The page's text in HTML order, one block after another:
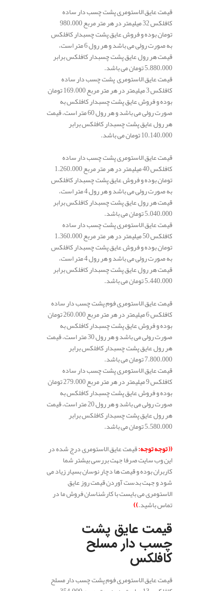
قیمت عایق الاستومری پشت چسب دار ساده
کافلکس 32 میلیمتر در هر متر مربع 980.000
تومان بوده و فروش عایق پشت چسبدار کافلکس
به صورت رولی می باشد و هر رول 6 متر است،
قیمت هر رول عایق پشت چسبدار کافلکس برابر
5.880.000 تومان می باشد.
قیمت عایق الاستومری پشت چسب دار ساده
کافلکس 3 میلیمتر در هر متر مربع 169.000 تومان
بوده و فروش عایق پشت چسبدار کافلکس به
صورت رولی می باشد و هر رول 60 متر است، قیمت
هر رول عایق پشت چسبدار کافلکس برابر
10.140.000 تومان می باشد.
قیمت عایق الاستومری پشت چسب دار ساده
کافلکس 40 میلیمتر در هر متر مربع 1.260.000
تومان بوده و فروش عایق پشت چسبدار کافلکس
به صورت رولی می باشد و هر رول 4 متر است،
قیمت هر رول عایق پشت چسبدار کافلکس برابر
5.040.000 تومان می باشد.
قیمت عایق الاستومری پشت چسب دار ساده
کافلکس 50 میلیمتر در هر متر مربع 1.360.000
تومان بوده و فروش عایق پشت چسبدار کافلکس
به صورت رولی می باشد و هر رول 4 متر است،
قیمت هر رول عایق پشت چسبدار کافلکس برابر
5.440.000 تومان می باشد.
قیمت عایق الاستومری فوم پشت چسب دار ساده
کافلکس 6 میلیمتر در هر متر مربع 260.000 تومان
بوده و فروش عایق پشت چسبدار کافلکس به
صورت رولی می باشد و هر رول 30 متر است، قیمت
هر رول عایق پشت چسبدار کافلکس برابر
7.800.000 تومان می باشد.
قیمت عایق الاستومری پشت چسب دار ساده
کافلکس 9 میلیمتر در هر متر مربع 279.000 تومان
بوده و فروش عایق پشت چسبدار کافلکس به
صورت رولی می باشد و هر رول 20 متر است، قیمت
هر رول عایق پشت چسبدار کافلکس برابر
5.580.000 تومان می باشد.
(( توجه توجه:قیمت عایق الاستومری درج شده در
این وب سایت صرفا جهت بررسی بیشتر شما
کاربران بوده و قیمت ها دچار نوسان بسیار زیاد می
شود و جهت بدست آوردن قیمت روز عایق
الاستومری می بایست با کارشناسان فروش ما در
تماس باشید.))
قیمت عایق پشت
چسب دار مسلح
کافلکس
قیمت عایق الاستومری فوم پشت چسب دار مسلح